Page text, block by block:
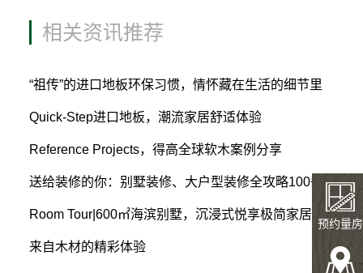
相关资讯推荐
“祖传”的进口地板环保习惯，情怀藏在生活的细节里
Quick-Step进口地板，潮流家居舒适体验
Reference Projects，得高全球软木案例分享
送给装修的你：别墅装修、大户型装修全攻略100条
Room Tour|600㎡海滨别墅，沉浸式悦享极简家居风尚
来自木材的精彩体验
预约量房